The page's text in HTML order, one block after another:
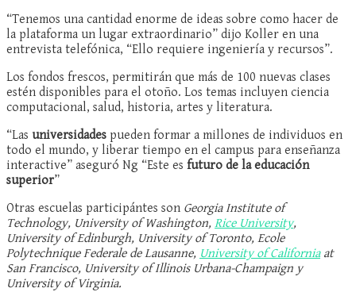
“Tenemos una cantidad enorme de ideas sobre como hacer de
la plataforma un lugar extraordinario” dijo Koller en una
entrevista telefónica, “Ello requiere ingeniería y recursos”.
Los fondos frescos, permitirán que más de 100 nuevas clases
estén disponibles para el otoño. Los temas incluyen ciencia
computacional, salud, historia, artes y literatura.
“Las universidades pueden formar a millones de individuos en
todo el mundo, y liberar tiempo en el campus para enseñanza
interactive” aseguró Ng “Este es futuro de la educación
superior”
Otras escuelas participántes son Georgia Institute of
Technology, University of Washington, Rice University,
University of Edinburgh, University of Toronto, Ecole
Polytechnique Federale de Lausanne, University of California at
San Francisco, University of Illinois Urbana-Champaign y
University of Virginia.